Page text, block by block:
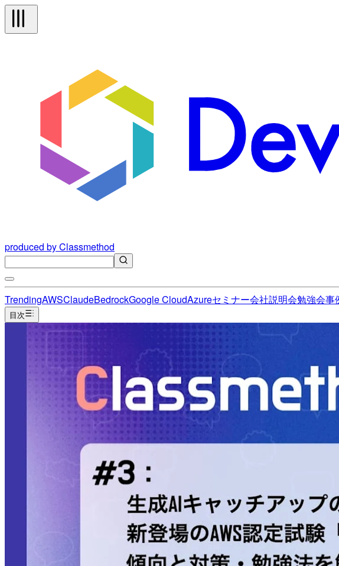
produced by Classmethod
TrendingAWSClaudeBedrockGoogle CloudAzureセミナー会社説明会勉強会事
目次